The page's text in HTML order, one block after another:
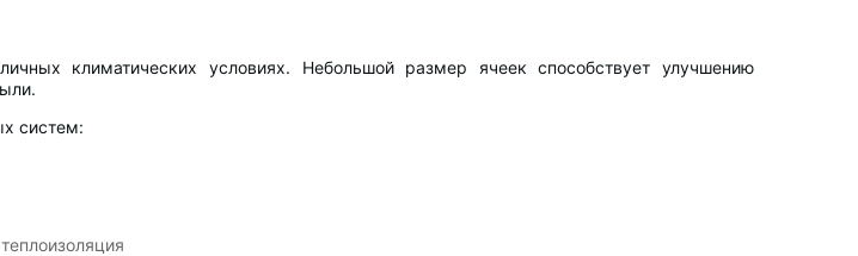
климатических условиях. Небольшой размер ячеек способствует улучшению
систем: